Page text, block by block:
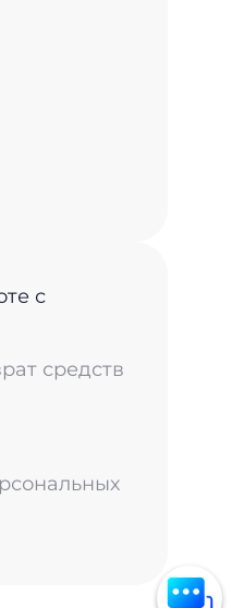
с
средств